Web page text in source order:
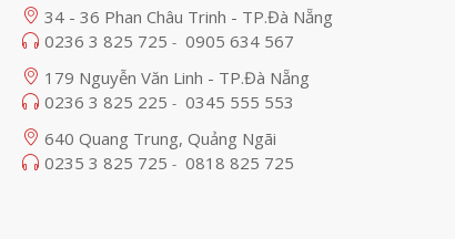
34 - 36 Phan Châu Trinh - TP.Đà Nẵng
0236 3 825 725 - 0905 634 567
179 Nguyễn Văn Linh - TP.Đà Nẵng
0236 3 825 225 - 0345 555 553
640 Quang Trung, Quảng Ngãi
0235 3 825 725 - 0818 825 725